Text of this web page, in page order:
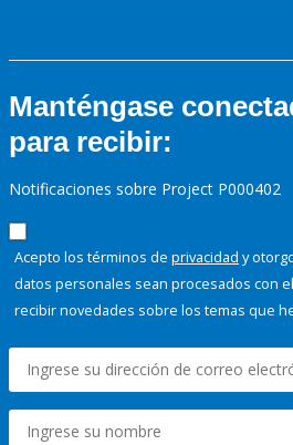
Manténgase
para recibir:
Notificaciones sobre Project P000402
Acepto los términos de privacidad y
datos personales sean procesados con
recibir novedades sobre los temas que